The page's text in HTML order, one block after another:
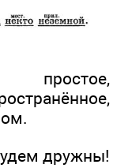
простое,
дружны!